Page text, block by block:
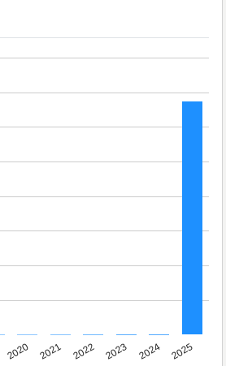
2020 2021 2022 2023 2024 2025